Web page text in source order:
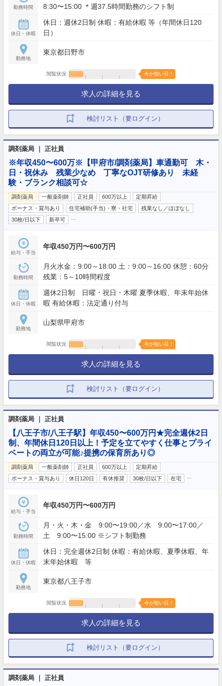
勤務時間 8:30〜15:00 ＊週37.5時間勤務のシフト制
休日・休暇
休日：週休2日制 休暇：有給休暇 等（年間休日120
日）
勤務地
東京都日野市
閲覧状況 今が狙い目！
求人の詳細を見る
検討リスト（要ログイン）
調剤薬局 ｜ 正社員
※年収450〜600万※【甲府市/調剤薬局】車通勤可 木・
日・祝休み 残業少なめ 丁寧なOJT研修あり 未経
験・ブランク相談可☆
調剤薬局 一般薬剤師 正社員 600万以上
定期昇給
ボーナス・賞与あり
住宅補助(手当)・寮・社宅
残業なし／ほぼなし
30枚/日以下
新卒可
給与・手当
年収450万円〜600万円
勤務時間
月火水金：9:00～18:00 土：9:00～16:00 休憩：60分
残業：5～10時間程度
休日・休暇
週休2日制 日曜・祝日・木曜 夏季休暇、年末年始休
暇 有給休暇：法定通り付与
勤務地
山梨県甲府市
閲覧状況 今が狙い目！
求人の詳細を見る
検討リスト（要ログイン）
調剤薬局 ｜ 正社員
【八王子市/八王子駅】年収450〜600万円★完全週休2日
制、年間休日120日以上！予定を立てやすく仕事とプライ
ベートの両立が可能♪提携の保育所あり◎
調剤薬局 一般薬剤師 正社員 600万以上
定期昇給
ボーナス・賞与あり
休日120日 有休推奨 30枚/日以下 在宅
給与・手当
年収450万円〜600万円
勤務時間
月・火・木・金 9:00〜19:00／水 9:00〜17:00／
土 9:00〜15:00 ※シフト制勤務
休日・休暇
休日：完全週休2日制 休暇：有給休暇、夏季休暇、年
末年始休暇 等
勤務地
東京都八王子市
閲覧状況 今が狙い目！
求人の詳細を見る
検討リスト（要ログイン）
調剤薬局 ｜ 正社員